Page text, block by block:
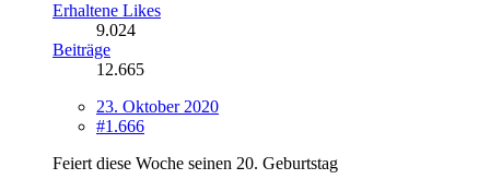
Erhaltene Likes
9.024
Beiträge
12.665
23. Oktober 2020
#1.666
Feiert diese Woche seinen 20. Geburtstag